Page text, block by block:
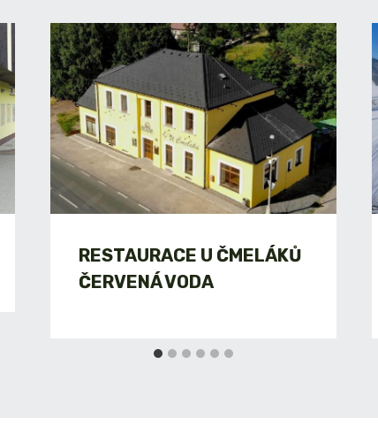
RESTAURACE U ČMELÁKŮ
ČERVENÁ VODA